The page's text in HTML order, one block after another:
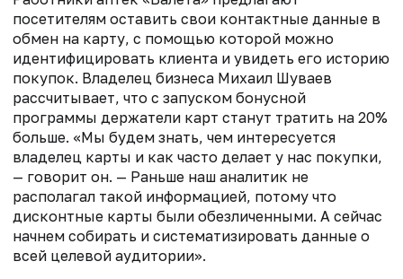
посетителям оставить свои контактные данные в
обмен на карту, с помощью которой можно
идентифицировать клиента и увидеть его историю
покупок. Владелец бизнеса Михаил Шуваев
рассчитывает, что с запуском бонусной
программы держатели карт станут тратить на 20%
больше. «Мы будем знать, чем интересуется
владелец карты и как часто делает у нас покупки,
— говорит он. — Раньше наш аналитик не
располагал такой информацией, потому что
дисконтные карты были обезличенными. А сейчас
начнем собирать и систематизировать данные о
всей целевой аудитории».